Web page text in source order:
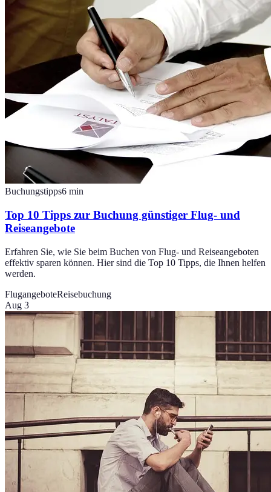
Buchungstipps6 min
Top 10 Tipps zur Buchung günstiger Flug- und
Reiseangebote
Erfahren Sie, wie Sie beim Buchen von Flug- und Reiseangeboten
effektiv sparen können. Hier sind die Top 10 Tipps, die Ihnen helfen
werden.
FlugangeboteReisebuchung
Aug 3